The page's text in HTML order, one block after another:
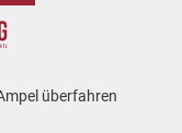
überfahren